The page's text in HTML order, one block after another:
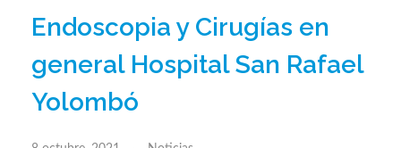
Endoscopia y Cirugías en
general Hospital San Rafael
Yolombó